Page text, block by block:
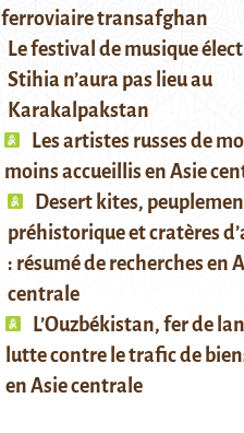
ferroviaire transafghan
Le festival de musique
Stihia n’aura pas lieu au
Karakalpakstan
Les artistes russes de
moins accueillis en Asie
Desert kites,
préhistorique et cratères
: résumé de recherches en
centrale
L’Ouzbékistan, fer de
lutte contre le trafic de
en Asie centrale